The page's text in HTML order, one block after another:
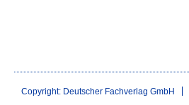
Copyright: Deutscher Fachverlag GmbH